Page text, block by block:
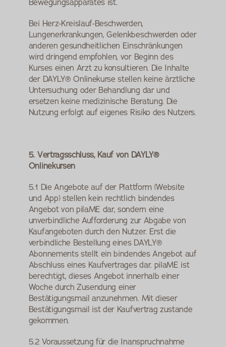
Bewegungsapparates ist.
Bei Herz-Kreislauf-Beschwerden,
Lungenerkrankungen, Gelenkbeschwerden oder
anderen gesundheitlichen Einschränkungen
wird dringend empfohlen, vor Beginn des
Kurses einen Arzt zu konsultieren. Die Inhalte
der DAYLY® Onlinekurse stellen keine ärztliche
Untersuchung oder Behandlung dar und
ersetzen keine medizinische Beratung. Die
Nutzung erfolgt auf eigenes Risiko des Nutzers.
5. Vertragsschluss, Kauf von DAYLY®
Onlinekursen
5.1 Die Angebote auf der Plattform (Website
und App) stellen kein rechtlich bindendes
Angebot von pilaME dar, sondern eine
unverbindliche Aufforderung zur Abgabe von
Kaufangeboten durch den Nutzer. Erst die
verbindliche Bestellung eines DAYLY®
Abonnements stellt ein bindendes Angebot auf
Abschluss eines Kaufvertrages dar. pilaME ist
berechtigt, dieses Angebot innerhalb einer
Woche durch Zusendung einer
Bestätigungsmail anzunehmen. Mit dieser
Bestätigungsmail ist der Kaufvertrag zustande
gekommen.
5.2 Voraussetzung für die Inanspruchnahme